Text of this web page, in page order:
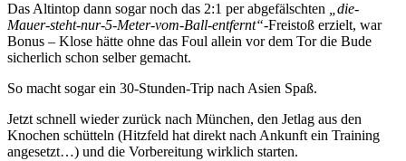
Das Altintop dann sogar noch das 2:1 per abgefälschten
„die-
Mauer-steht-nur-5-Meter-vom-Ball-entfernt“-Freistoß erzielt, war
Bonus – Klose hätte ohne das Foul allein vor dem Tor die Bude
sicherlich schon selber gemacht.
So macht sogar ein 30-Stunden-Trip nach Asien Spaß.
Jetzt schnell wieder zurück nach München, den Jetlag aus den
Knochen schütteln (Hitzfeld hat direkt nach Ankunft ein Training
angesetzt…) und die Vorbereitung wirklich starten.